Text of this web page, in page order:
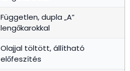
Független, dupla „A”
lengőkarokkal
Olajjal töltött, állítható
előfeszítés